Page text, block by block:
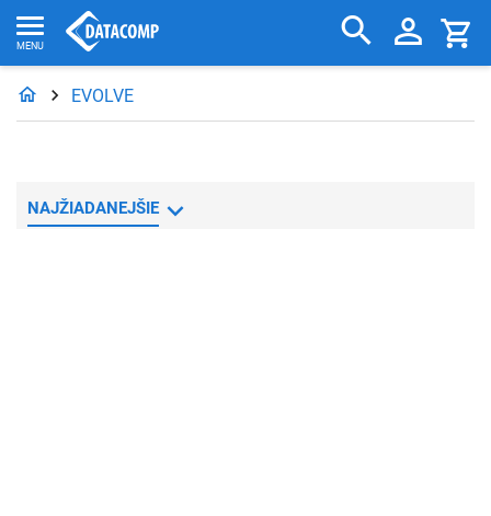
EVOLVE
NAJŽIADANEJŠIE